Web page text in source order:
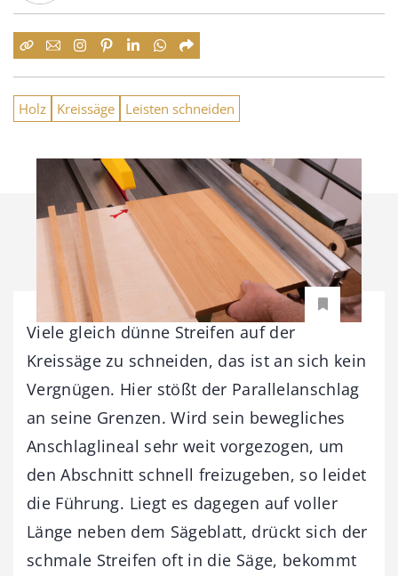
Holz Kreissäge Leisten schneiden
Viele gleich dünne Streifen auf der
Kreissäge zu schneiden, das ist an sich kein
Vergnügen. Hier stößt der Parallelanschlag
an seine Grenzen. Wird sein bewegliches
Anschlaglineal sehr weit vorgezogen, um
den Abschnitt schnell freizugeben, so leidet
die Führung. Liegt es dagegen auf voller
Länge neben dem Sägeblatt, drückt sich der
schmale Streifen oft in die Säge, bekommt